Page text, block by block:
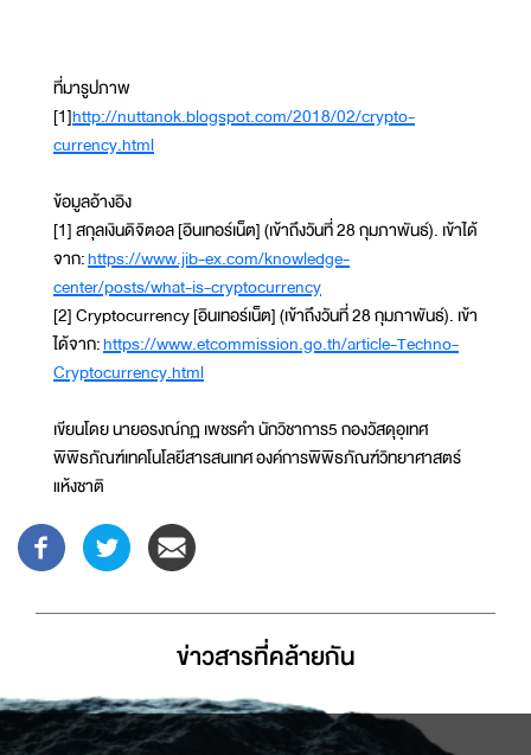
ที่มารูปภาพ
[1]http://nuttanok.blogspot.com/2018/02/crypto-
currency.html
ข้อมูลอ้างอิง
[1] สกุลเงินดิจิตอล [อินเทอร์เน็ต] (เข้าถึงวันที่ 28 กุมภาพันธ์). เข้าได้
จาก:https://www.jib-ex.com/knowledge-
center/posts/what-is-cryptocurrency
[2] Cryptocurrency [อินเทอร์เน็ต] (เข้าถึงวันที่ 28 กุมภาพันธ์). เข้า
ได้จาก:https://www.etcommission.go.th/article-Techno-
Cryptocurrency.html
เขียนโดย นายอรงณ์กฏ เพชรคำ นักวิชาการ5 กองวัสดุอุเทศ
พิพิธภัณฑ์เทคโนโลยีสารสนเทศ องค์การพิพิธภัณฑ์วิทยาศาสตร์
แห้งชาติ
ข่าวสารที่่คล้ายกัน